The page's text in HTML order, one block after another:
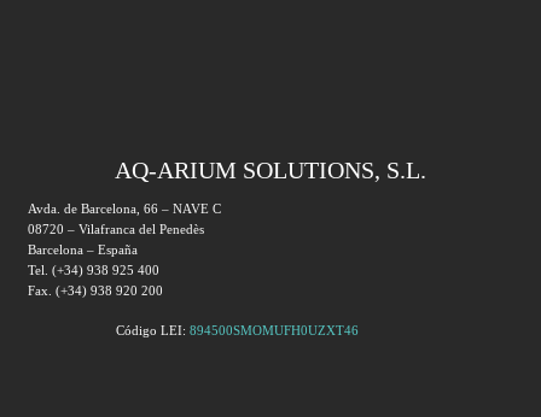
AQ-ARIUM SOLUTIONS, S.L.
Avda. de Barcelona, 66 – NAVE C
08720 – Vilafranca del Penedès
Barcelona – España
Tel. (+34) 938 925 400
Fax. (+34) 938 920 200
Código LEI: 894500SMOMUFH0UZXT46